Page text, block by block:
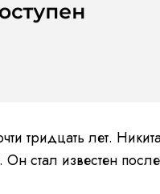
тридцать лет.
стал известен